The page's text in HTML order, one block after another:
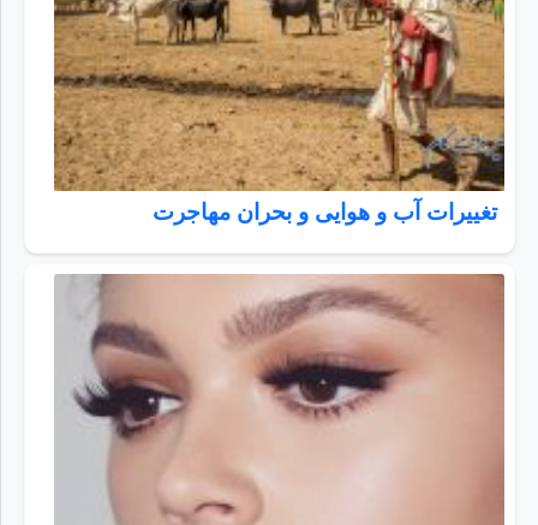
تغییرات آب و هوایی و بحران مهاجرت